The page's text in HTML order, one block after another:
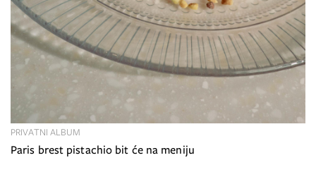
Paris brest pistachio bit će na meniju
PRIVATNI ALBUM